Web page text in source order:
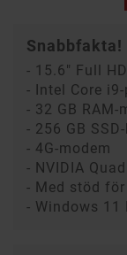
Snabbfakta!
- 15.6" Full
- Intel Core
- 32 GB RAM-
- 256 GB
- 4G-modem
- NVIDIA
- Med stöd
- Windows 11